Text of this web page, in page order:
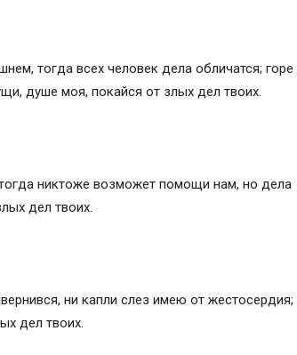
тогда всех человек дела обличатся; горе
душе моя, покайся от злых дел твоих.
никтоже возможет помощи нам, но дела
дел твоих.
ни капли слез имею от жестосердия;
дел твоих.